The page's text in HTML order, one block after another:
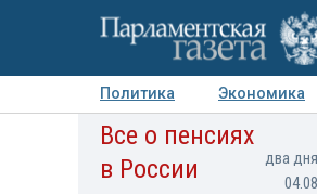
Политика Экономика
Авторы Персоны
Все о пенсиях
в России
два